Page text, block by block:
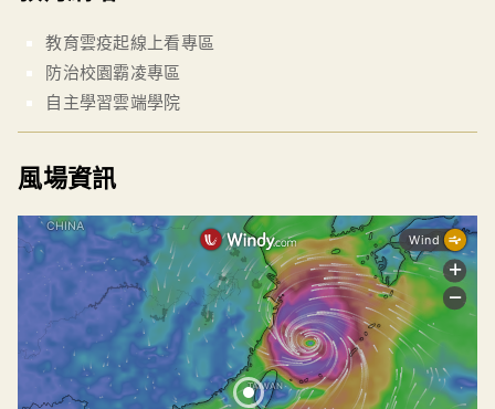
教育雲疫起線上看專區
防治校園霸凌專區
自主學習雲端學院
風場資訊